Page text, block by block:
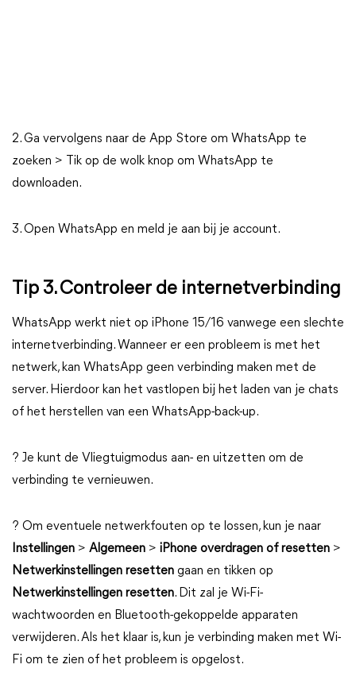
2. Ga vervolgens naar de App Store om WhatsApp te
zoeken > Tik op de wolk knop om WhatsApp te
downloaden.
3. Open WhatsApp en meld je aan bij je account.
Tip 3. Controleer de internetverbinding
WhatsApp werkt niet op iPhone 15/16 vanwege een slechte
internetverbinding. Wanneer er een probleem is met het
netwerk, kan WhatsApp geen verbinding maken met de
server. Hierdoor kan het vastlopen bij het laden van je chats
of het herstellen van een WhatsApp-back-up.
? Je kunt de Vliegtuigmodus aan- en uitzetten om de
verbinding te vernieuwen.
? Om eventuele netwerkfouten op te lossen, kun je naar
Instellingen > Algemeen > iPhone overdragen of resetten >
Netwerkinstellingen resetten gaan en tikken op
Netwerkinstellingen resetten. Dit zal je Wi-Fi-
wachtwoorden en Bluetooth-gekoppelde apparaten
verwijderen. Als het klaar is, kun je verbinding maken met Wi-
Fi om te zien of het probleem is opgelost.